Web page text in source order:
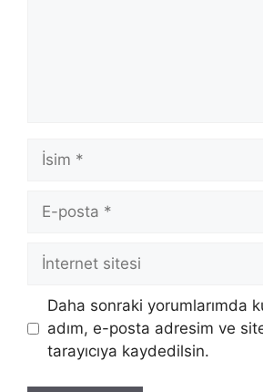
İsim
posta
İnternet
Daha sonraki yorumlarımda
adım, e-posta adresim ve
tarayıcıya kaydedilsin.